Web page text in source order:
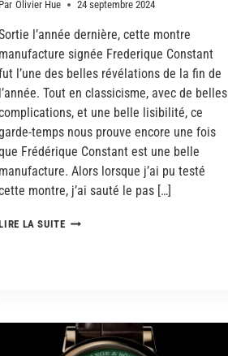
Par Olivier Hue 24 septembre 2024
l’année dernière, cette montre
manufacture signée Frederique Constant
l’une des belles révélations de la fin de
l’année. Tout en classicisme, avec de belles
et une belle lisibilité, ce
temps nous prouve encore une fois
Frédérique Constant est une belle
manufacture. Alors lorsque j’ai pu testé
montre, j’ai sauté le pas […]
LA SUITE